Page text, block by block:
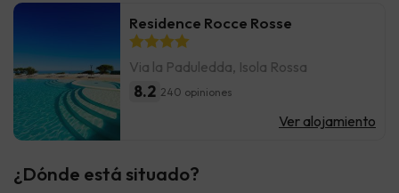
Residence Rocce Rosse
Via la Paduledda, Isola Rossa
8.2 240 opiniones
Ver alojamiento
¿Dónde está situado?